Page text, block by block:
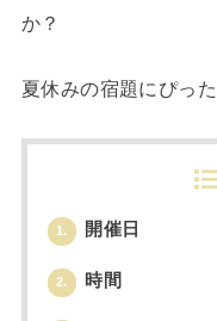
か？
夏休みの宿題にぴった
1. 開催日
2. 時間